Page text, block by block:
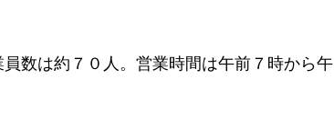
数は約７０人。営業時間は午前７時から午